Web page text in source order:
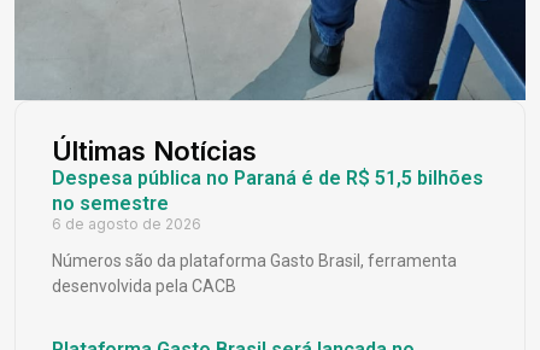
Últimas Notícias
Despesa pública no Paraná é de R$ 51,5 bilhões
no semestre
6 de agosto de 2026
Números são da plataforma Gasto Brasil, ferramenta
desenvolvida pela CACB